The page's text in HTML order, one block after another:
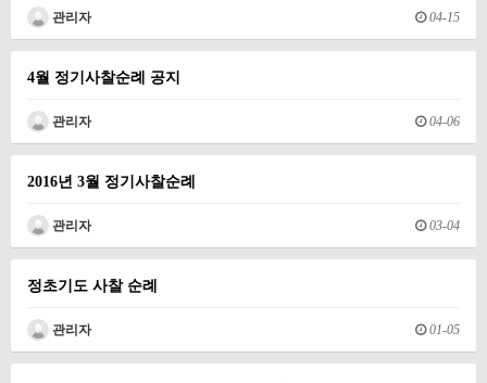
관리자 04-15
4월 정기사찰순례 공지
관리자 04-06
2016년 3월 정기사찰순례
관리자 03-04
정초기도 사찰 순례
관리자 01-05